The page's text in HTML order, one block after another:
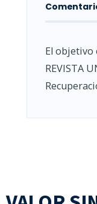
El objetivo
REVISTA